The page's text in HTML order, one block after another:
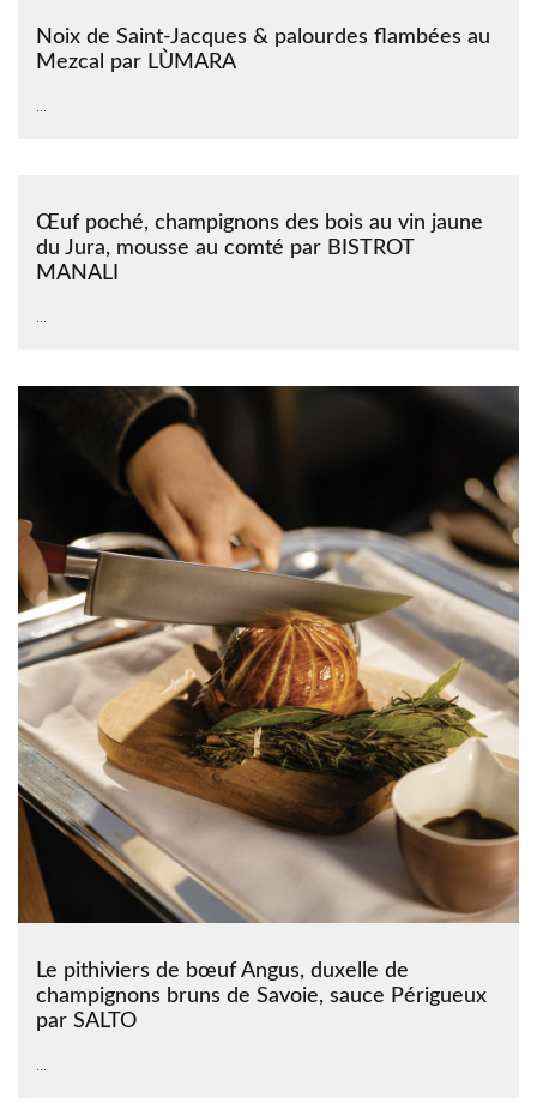
Noix de Saint-Jacques & palourdes flambées au
Mezcal par LÙMARA
...
Œuf poché, champignons des bois au vin jaune
du Jura, mousse au comté par BISTROT
MANALI
...
Le pithiviers de bœuf Angus, duxelle de
champignons bruns de Savoie, sauce Périgueux
par SALTO
...